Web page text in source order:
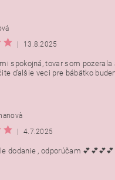
|
13.8.2025
spokojná, tovar som pozerala
ďalšie veci pre bábätko
|
4.7.2025
dodanie , odporúčam 💕💕💕💕